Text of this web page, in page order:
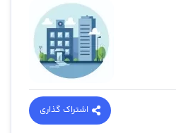
اشتراک گذاری